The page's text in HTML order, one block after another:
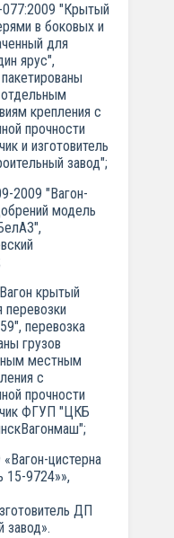
"Крытый
в боковых и
для
ярус",
крепления с
прочности
и изготовитель
завод";
2009 "Вагон-
модель
крытый
перевозка
грузов
местным
с
прочности
ФГУП "ЦКБ
цистерна
15-9724»»,
ДП
завод».